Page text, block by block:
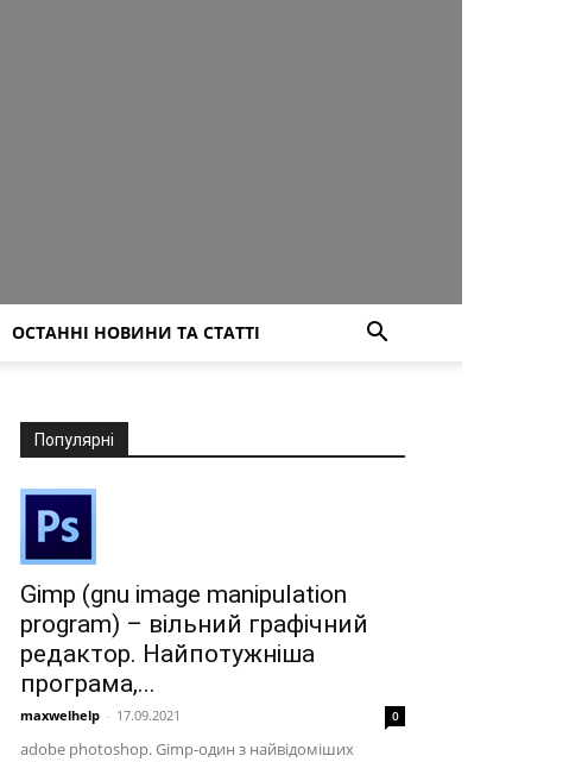
ОСТАННІ НОВИНИ ТА СТАТТІ
Популярні
Gimp (gnu image manipulation
program) – вільний графічний
редактор. Найпотужніша
програма,...
maxwelhelp - 17.09.2021 0
adobe photoshop. Gimp-один з найвідоміших